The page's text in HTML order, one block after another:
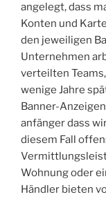
angelegt, dass
Konten und
den jeweiligen
Unternehmen
verteilten
wenige Jahre
Banner-
anfänger dass
diesem Fall
Wohnung oder
Händler bieten